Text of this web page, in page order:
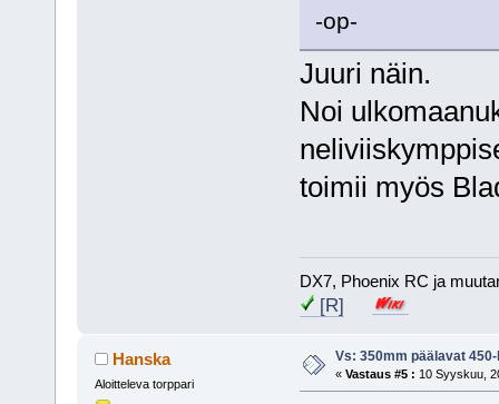
-op-
Juuri näin.
Noi
toimii myös
DX7, Phoenix RC ja
[R]
Hanska
Aloitteleva torppari
Vs: 350mm päälavat
« Vastaus #5 : 10 Syyskuu,